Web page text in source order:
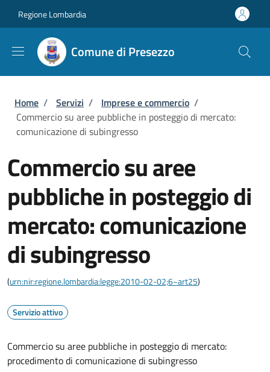
Regione Lombardia
Comune di Presezzo
Briciole di pane
Home / Servizi / Imprese e commercio /
Commercio su aree pubbliche in posteggio di mercato:
comunicazione di subingresso
Commercio su aree
pubbliche in posteggio di
mercato: comunicazione
di subingresso
(urn:nir:regione.lombardia:legge:2010-02-02;6~art25)
Servizio attivo
Commercio su aree pubbliche in posteggio di mercato:
procedimento di comunicazione di subingresso